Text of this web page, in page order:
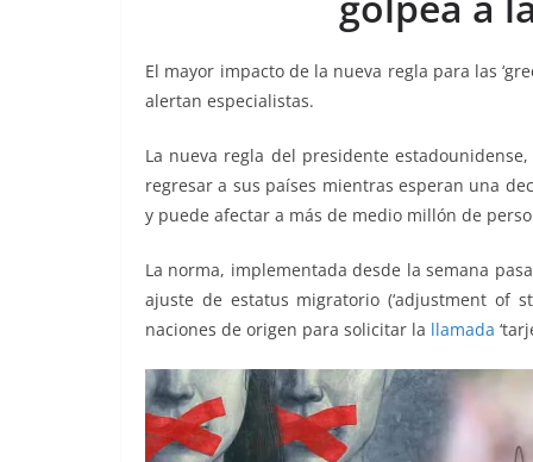
o
k
p
p
g
er
m tir
El mayor impacto de la nueva regla para las
alertan especialistas.
La nueva regla del presidente
regresar a sus países mientras esperan una
y puede afectar a más de medio millón de
La norma, implementada desde la semana
ajuste de estatus migratorio (‘adjustment of
naciones de origen para solicitar la llamada